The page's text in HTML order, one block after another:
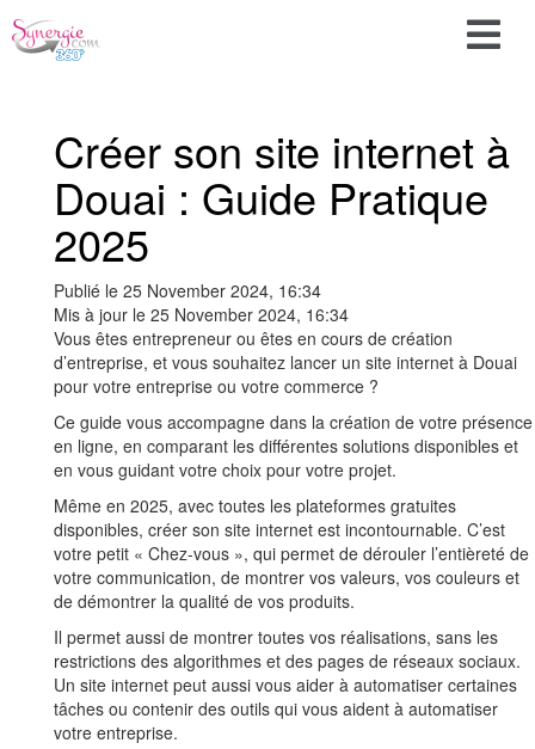
Créer son site internet à
Douai : Guide Pratique
2025
Publié le 25 November 2024, 16:34
Mis à jour le 25 November 2024, 16:34
Vous êtes entrepreneur ou êtes en cours de création
d’entreprise, et vous souhaitez lancer un site internet à Douai
pour votre entreprise ou votre commerce ?
Ce guide vous accompagne dans la création de votre présence
en ligne, en comparant les différentes solutions disponibles et
en vous guidant votre choix pour votre projet.
Même en 2025, avec toutes les plateformes gratuites
disponibles, créer son site internet est incontournable. C’est
votre petit « Chez-vous », qui permet de dérouler l’entièreté de
votre communication, de montrer vos valeurs, vos couleurs et
de démontrer la qualité de vos produits.
Il permet aussi de montrer toutes vos réalisations, sans les
restrictions des algorithmes et des pages de réseaux sociaux.
Un site internet peut aussi vous aider à automatiser certaines
tâches ou contenir des outils qui vous aident à automatiser
votre entreprise.